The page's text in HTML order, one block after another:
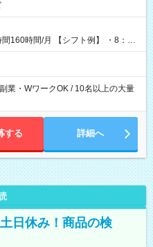
シフト例】 ・8：00
業・WワークOK / 10名以上の大量
する 詳細へ
日休み！商品の検